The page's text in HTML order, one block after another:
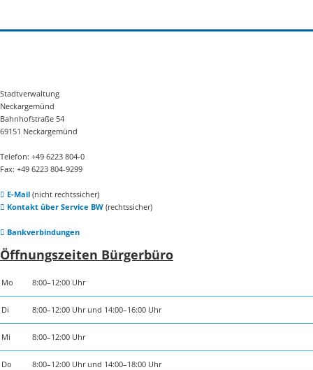
Stadtverwaltung
Neckargemünd
Bahnhofstraße 54
69151 Neckargemünd
Telefon: +49 6223 804-0
Fax: +49 6223 804-9299
E-Mail(nicht rechtssicher)
Kontakt über Service BW(rechtssicher)
Bankverbindungen
Öffnungszeiten Bürgerbüro
Mo 8:00–12:00 Uhr
Di 8:00–12:00 Uhr und 14:00–16:00 Uhr
Mi 8:00–12:00 Uhr
Do 8:00–12:00 Uhr und 14:00–18:00 Uhr